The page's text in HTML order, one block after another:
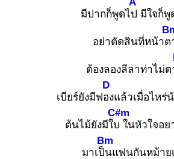
มีปากก็พูดไป มีใจก็พู
อย่าตัดสินที่หน้าต
ต้องลองลีลาท่าไม่ต
เบียร์ยังมีฟอง
D
แล้วเมื่อไหร่
ต้นไม้ยังมีใบ
C#m
ในหัวใจอย
มาเป็น
Bm
แฟนกันหม้าย